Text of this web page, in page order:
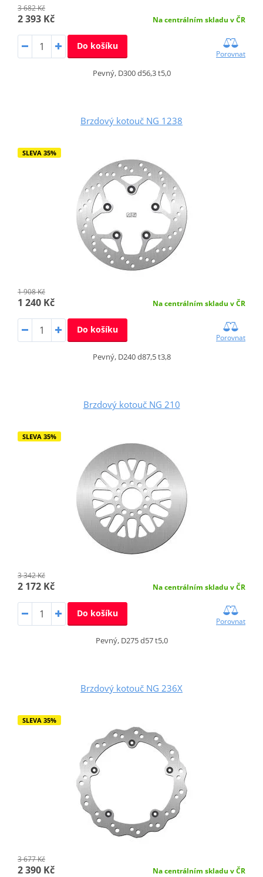
3 682 Kč
2 393 Kč Na centrálním skladu v ČR
Do košíku
Porovnat
Pevný, D300 d56,3 t5,0
Brzdový kotouč NG 1238
SLEVA 35%
1 908 Kč
1 240 Kč Na centrálním skladu v ČR
Do košíku
Porovnat
Pevný, D240 d87,5 t3,8
Brzdový kotouč NG 210
SLEVA 35%
3 342 Kč
2 172 Kč Na centrálním skladu v ČR
Do košíku
Porovnat
Pevný, D275 d57 t5,0
Brzdový kotouč NG 236X
SLEVA 35%
3 677 Kč
2 390 Kč Na centrálním skladu v ČR